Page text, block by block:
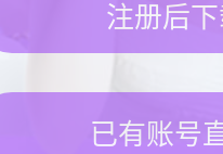
注册后
已有账号